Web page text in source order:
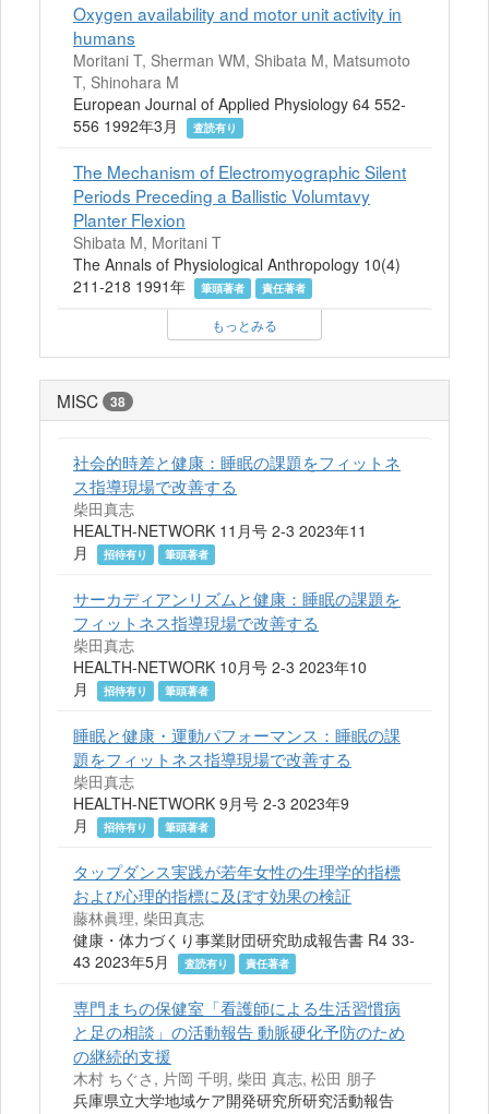
Oxygen availability and motor unit activity in
humans
Moritani T, Sherman WM, Shibata M, Matsumoto
T, Shinohara M
European Journal of Applied Physiology 64 552-
556 1992年3月
査読有り
The Mechanism of Electromyographic Silent
Periods Preceding a Ballistic Volumtavy
Planter Flexion
Shibata M, Moritani T
The Annals of Physiological Anthropology 10(4)
211-218 1991年
筆頭著者 責任著者
もっとみる
MISC 38
社会的時差と健康：睡眠の課題をフィットネ
ス指導現場で改善する
柴田真志
HEALTH-NETWORK 11月号 2-3 2023年11
月
招待有り 筆頭著者
サーカディアンリズムと健康：睡眠の課題を
フィットネス指導現場で改善する
柴田真志
HEALTH-NETWORK 10月号 2-3 2023年10
月
招待有り 筆頭著者
睡眠と健康・運動パフォーマンス：睡眠の課
題をフィットネス指導現場で改善する
柴田真志
HEALTH-NETWORK 9月号 2-3 2023年9
月
招待有り 筆頭著者
タップダンス実践が若年女性の生理学的指標
および心理的指標に及ぼす効果の検証
藤林眞理, 柴田真志
健康・体力づくり事業財団研究助成報告書 R4 33-
43 2023年5月
査読有り 責任著者
専門まちの保健室「看護師による生活習慣病
と足の相談」の活動報告 動脈硬化予防のため
の継続的支援
木村 ちぐさ, 片岡 千明, 柴田 真志, 松田 朋子
兵庫県立大学地域ケア開発研究所研究活動報告